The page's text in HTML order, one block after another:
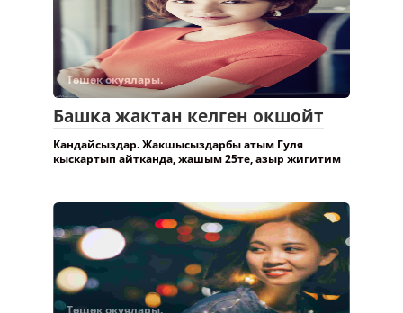
Төшөк окуялары.
Башка жактан келген окшойт
Кандайсыздар. Жакшысыздарбы атым Гуля